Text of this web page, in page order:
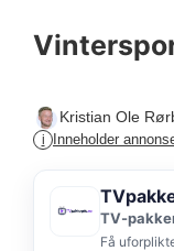
Kristian Ole
i Inneholder
TV-
Få